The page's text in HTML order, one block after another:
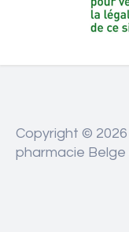
Copyright © 2026
pharmacie Belge